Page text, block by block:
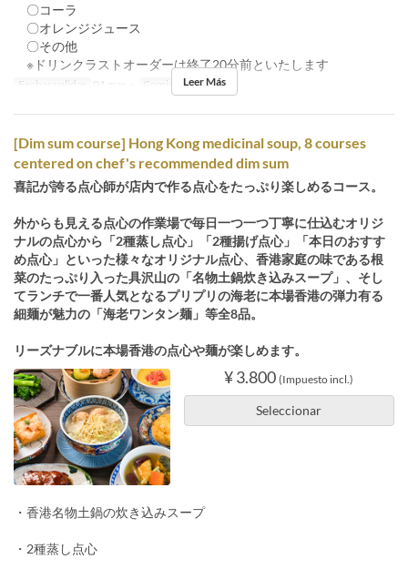
〇コーラ
〇オレンジジュース
〇その他
※ドリンクラストオーダーは終了20分前といたします
Fechas validas 01 mar ~ Comidas Cena
Leer Más
[Dim sum course] Hong Kong medicinal soup, 8 courses
centered on chef's recommended dim sum
喜記が誇る点心師が店内で作る点心をたっぷり楽しめるコース。
外からも見える点心の作業場で毎日一つ一つ丁寧に仕込むオリジ
ナルの点心から「2種蒸し点心」「2種揚げ点心」「本日のおすす
め点心」といった様々なオリジナル点心、香港家庭の味である根
菜のたっぷり入った具沢山の「名物土鍋炊き込みスープ」、そし
てランチで一番人気となるプリプリの海老に本場香港の弾力有る
細麺が魅力の「海老ワンタン麺」等全8品。
リーズナブルに本場香港の点心や麺が楽しめます。
¥ 3.800 (Impuesto incl.)
Seleccionar
・香港名物土鍋の炊き込みスープ
・2種蒸し点心